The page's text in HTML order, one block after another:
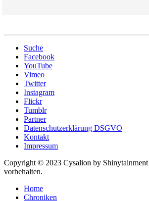
Suche
Facebook
YouTube
Vimeo
Twitter
Instagram
Flickr
Tumblr
Partner
Datenschutzerklärung DSGVO
Kontakt
Impressum
Copyright © 2023 Cysalion by
vorbehalten.
Home
Chroniken